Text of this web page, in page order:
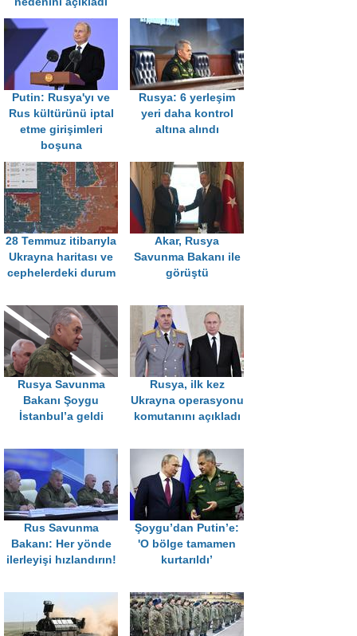
Putin: Rusya'yı ve
Rus kültürünü iptal
etme girişimleri
boşuna
Rusya: 6 yerleşim
yeri daha kontrol
altına alındı
28 Temmuz itibarıyla
Ukrayna haritası ve
cephelerdeki durum
Akar, Rusya
Savunma Bakanı ile
görüştü
Rusya Savunma
Bakanı Şoygu
İstanbul’a geldi
Rusya, ilk kez
Ukrayna operasyonu
komutanını açıkladı
Rus Savunma
Bakanı: Her yönde
ilerleyişi hızlandırın!
Şoygu’dan Putin’e:
'O bölge tamamen
kurtarıldı’